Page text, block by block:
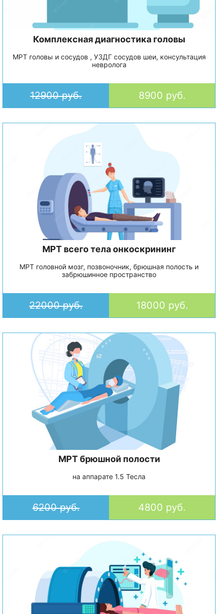
Комплексная диагностика головы
МРТ головы и сосудов , УЗДГ сосудов шеи, консультация
невролога
12900 руб. 8900 руб.
МРТ всего тела онкоскрининг
МРТ головной мозг, позвоночник, брюшная полость и
забрюшинное пространство
22000 руб. 18000 руб.
МРТ брюшной полости
на аппарате 1.5 Тесла
6200 руб. 4800 руб.